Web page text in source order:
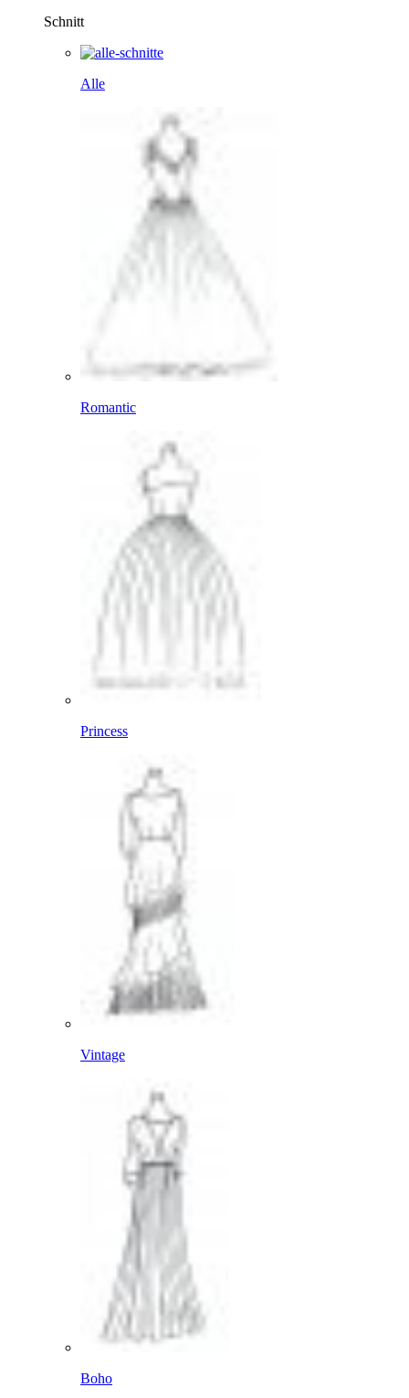
Schnitt
Alle
Romantic
Princess
Vintage
Boho